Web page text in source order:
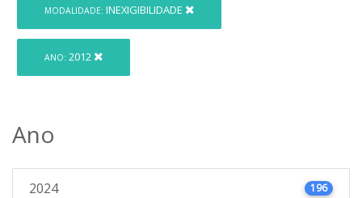
MODALIDADE: INEXIGIBILIDADE
ANO: 2012
Ano
2024 196